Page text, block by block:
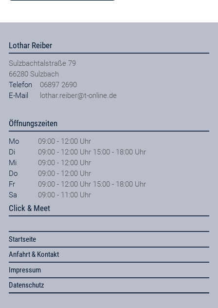
Lothar Reiber
Sulzbachtalstraße 79
66280 Sulzbach
Telefon
06897 2690
E-Mail
lothar.reiber@t-online.de
Öffnungszeiten
Mo
09:00 - 12:00 Uhr
Di
09:00 - 12:00 Uhr 15:00 - 18:00 Uhr
Mi
09:00 - 12:00 Uhr
Do
09:00 - 12:00 Uhr
Fr
09:00 - 12:00 Uhr 15:00 - 18:00 Uhr
Sa
09:00 - 11:00 Uhr
Click & Meet
Startseite
Anfahrt & Kontakt
Impressum
Datenschutz